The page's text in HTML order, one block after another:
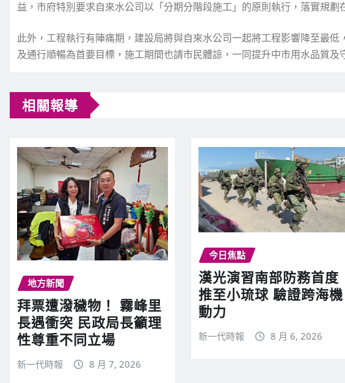
益，市府特別要求自來水公司以「分期分階段施工」的原則執行，落實規劃
此外，工程執行有陣痛期，建設局將與自來水公司一起將工程影響降至最
及通行順暢為首要目標，施工期間也請市民體諒，一同提升中市用水品質及
相關報導
地方新聞
拜票遭潑穢物！ 霧峰里
長遇衝突 民政局長籲理
性尊重不同立場
新一代時報 8 月 7, 2026
今日焦點
漢光演習南部防務首度
推至小琉球 驗證跨海機
動力
新一代時報 8 月 6, 2026